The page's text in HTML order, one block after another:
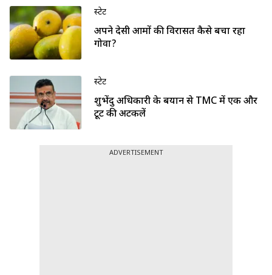
स्टेट
अपने देसी आमों की विरासत कैसे बचा रहा
गोवा?
स्टेट
शुभेंदु अधिकारी के बयान से TMC में एक और
टूट की अटकलें
ADVERTISEMENT